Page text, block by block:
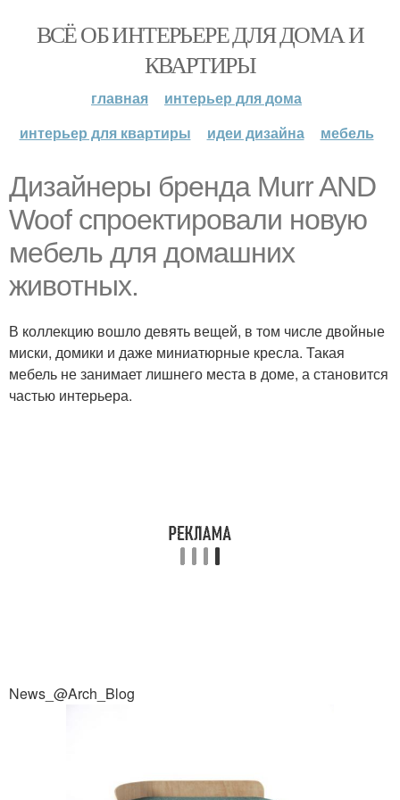
ВСЁ ОБ ИНТЕРЬЕРЕ ДЛЯ ДОМА И
КВАРТИРЫ
главная
интерьер для дома
интерьер для квартиры
идеи дизайна мебель
Дизайнеры бренда Murr AND
Woof спроектировали новую
мебель для домашних
животных.
В коллекцию вошло девять вещей, в том числе двойные
миски, домики и даже миниатюрные кресла. Такая
мебель не занимает лишнего места в доме, а становится
частью интерьера.
News_@Arch_Blog